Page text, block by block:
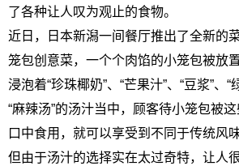
了各种让人叹为观止的食物。
近日，日本新潟一间餐厅推出了全新的
笼包创意菜，一个个肉馅的小笼包被放
浸泡着“珍珠椰奶”、“芒果汁”、“豆浆”、“
“麻辣汤”的汤汁当中，顾客待小笼包被
口中食用，就可以享受到不同于传统风
但由于汤汁的选择实在太过奇特，让人